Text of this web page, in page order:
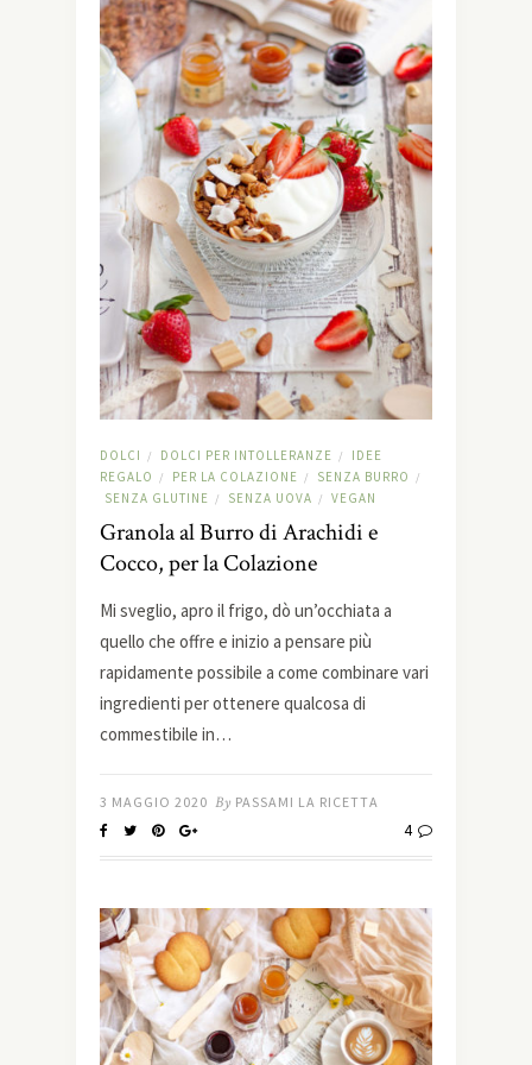
DOLCI / DOLCI PER INTOLLERANZE /
IDEE
REGALO
/ PER LA COLAZIONE / SENZA BURRO /
SENZA GLUTINE / SENZA UOVA / VEGAN
Granola al Burro di Arachidi e
Cocco, per la Colazione
Mi sveglio, apro il frigo, dò un’occhiata a
quello che offre e inizio a pensare più
rapidamente possibile a come combinare vari
ingredienti per ottenere qualcosa di
commestibile in…
3 MAGGIO 2020 By PASSAMI LA RICETTA
4